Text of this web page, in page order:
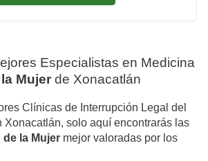
Especialistas en Medicina
Mujer de Xonacatlán
Clínicas de Interrupción Legal del
Xonacatlán, solo aquí encontrarás las
la Mujer mejor valoradas por los